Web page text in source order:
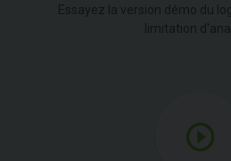
Essayez la version démo du
limitation